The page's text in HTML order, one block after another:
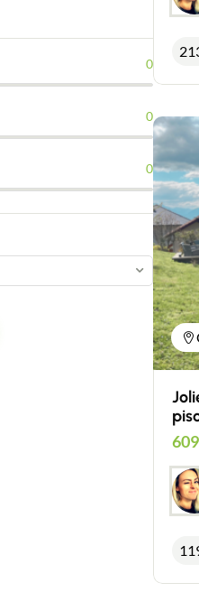
0
0
0